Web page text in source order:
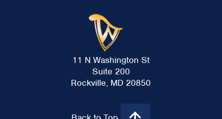
11 N Washington St
Suite 200
Rockville, MD 20850